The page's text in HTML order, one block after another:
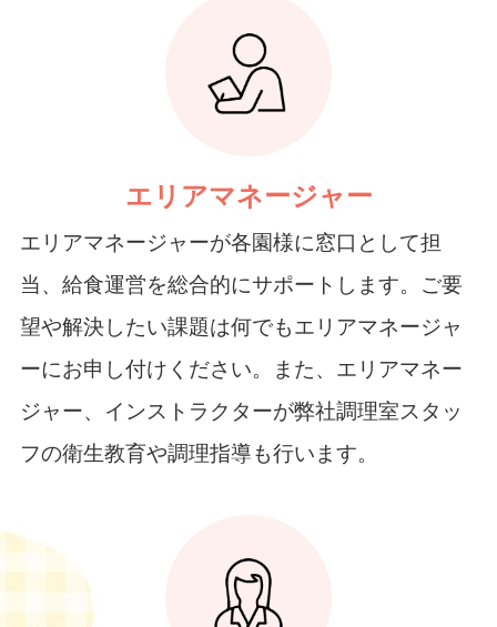
エリアマネージャー
エリアマネージャーが各園様に窓口として担
当、給食運営を総合的にサポートします。 ご要
望や解決したい課題は何でもエリアマネージャ
ーにお申し付けください。
また、エリアマネー
ジャー、インストラクターが弊社調理室スタッ
フの衛生教育や調理指導も行います。